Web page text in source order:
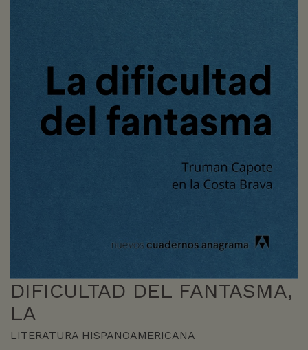
DIFICULTAD DEL FANTASMA,
LA
LITERATURA HISPANOAMERICANA